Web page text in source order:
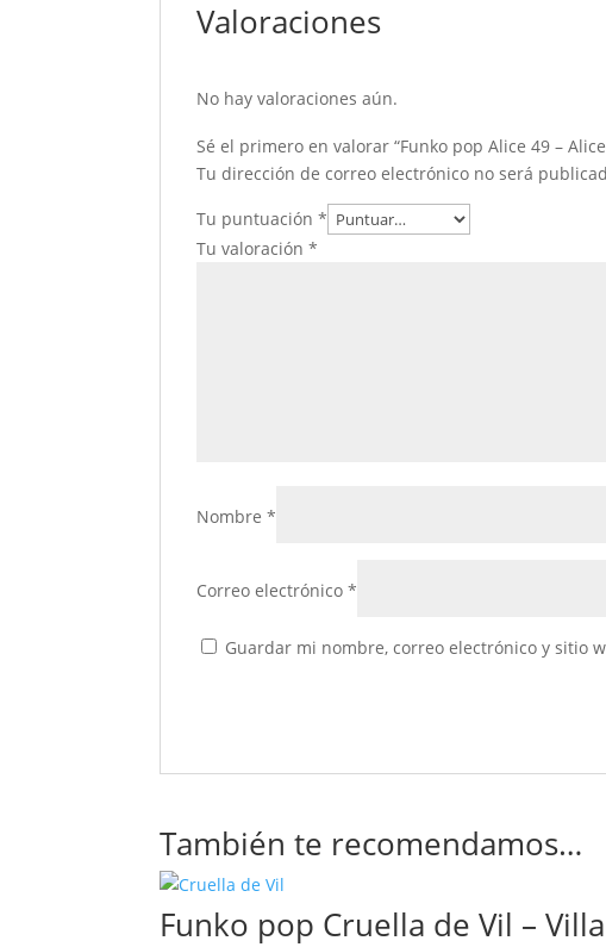
Valoraciones
No hay valoraciones aún.
Sé el primero en valorar “Funko pop Alice 49 –
Tu dirección de correo electrónico no será
Tu puntuación*
Tu valoración*
Nombre*
Correo electrónico*
Guardar mi nombre, correo electrónico y sitio
También te recomendamos…
Funko pop Cruella de Vil –